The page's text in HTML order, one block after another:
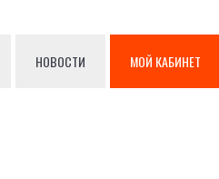
НОВОСТИ МОЙ КАБИНЕТ